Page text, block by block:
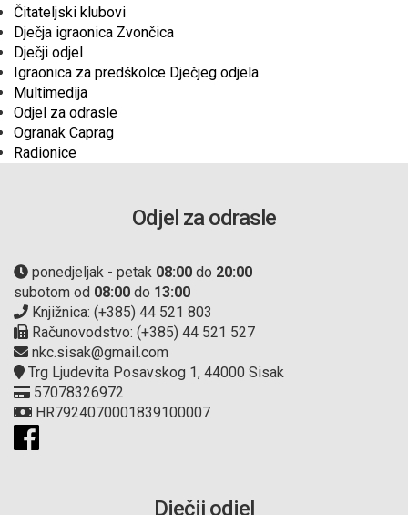
Čitateljski klubovi
Dječja igraonica Zvončica
Dječji odjel
Igraonica za predškolce Dječjeg odjela
Multimedija
Odjel za odrasle
Ogranak Caprag
Radionice
Odjel za odrasle
ponedjeljak - petak 08:00 do 20:00
subotom od 08:00 do 13:00
Knjižnica: (+385) 44 521 803
Računovodstvo: (+385) 44 521 527
nkc.sisak@gmail.com
Trg Ljudevita Posavskog 1, 44000 Sisak
57078326972
HR7924070001839100007
Dječji odjel